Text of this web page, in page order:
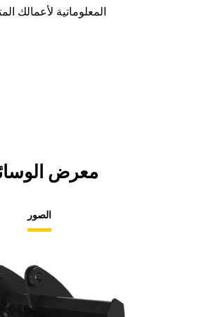
المعلوماتية لأعمالك
معرض
الصور